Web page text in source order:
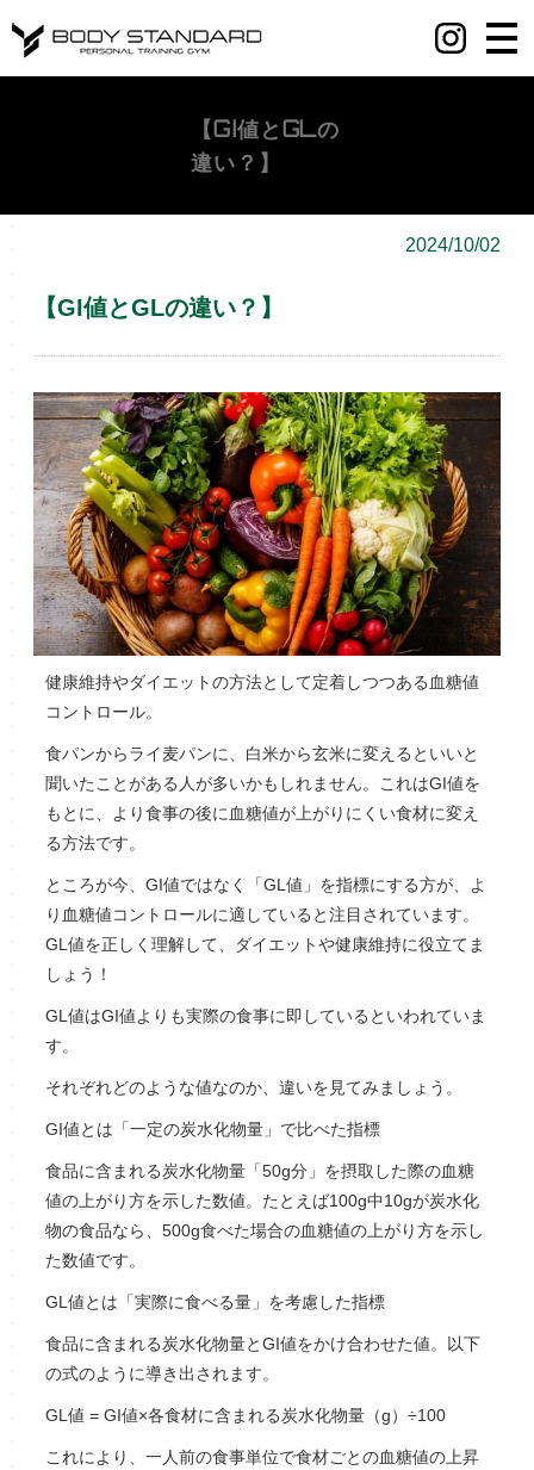
【GI値とGLの
違い？】
2024/10/02
【GI値とGLの違い？】
健康維持やダイエットの方法として定着しつつある血糖値
コントロール。
食パンからライ麦パンに、白米から玄米に変えるといいと
聞いたことがある人が多いかもしれません。これはGI値を
もとに、より食事の後に血糖値が上がりにくい食材に変え
る方法です。
ところが今、GI値ではなく「GL値」を指標にする方が、よ
り血糖値コントロールに適していると注目されています。
GL値を正しく理解して、ダイエットや健康維持に役立てま
しょう！
GL値はGI値よりも実際の食事に即しているといわれていま
す。
それぞれどのような値なのか、違いを見てみましょう。
GI値とは「一定の炭水化物量」で比べた指標
食品に含まれる炭水化物量「50g分」を摂取した際の血糖
値の上がり方を示した数値。たとえば100g中10gが炭水化
物の食品なら、500g食べた場合の血糖値の上がり方を示し
た数値です。
GL値とは「実際に食べる量」を考慮した指標
食品に含まれる炭水化物量とGI値をかけ合わせた値。以下
の式のように導き出されます。
GL値 = GI値×各食材に含まれる炭水化物量（g）÷100
これにより、一人前の食事単位で食材ごとの血糖値の上昇